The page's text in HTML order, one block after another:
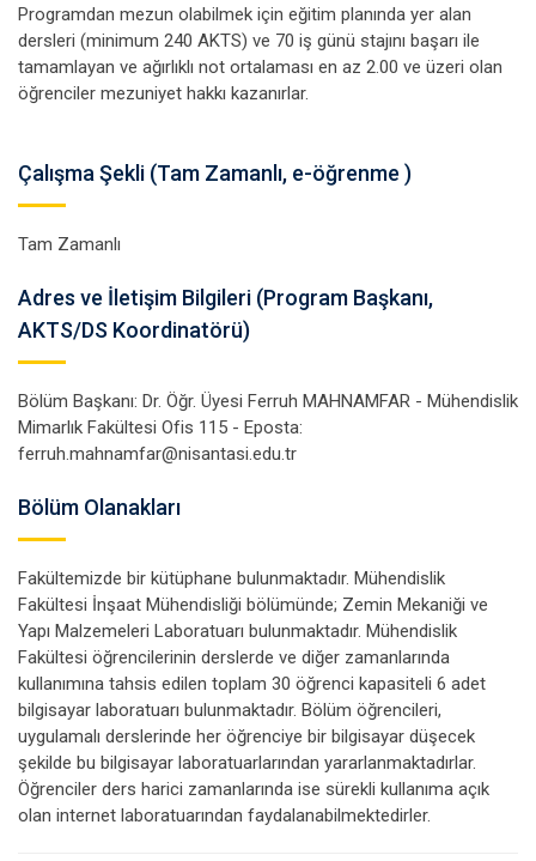
Programdan mezun olabilmek için eğitim planında yer alan
dersleri (minimum 240 AKTS) ve 70 iş günü stajını başarı ile
tamamlayan ve ağırlıklı not ortalaması en az 2.00 ve üzeri olan
öğrenciler mezuniyet hakkı kazanırlar.
Çalışma Şekli (Tam Zamanlı, e-öğrenme )
Tam Zamanlı
Adres ve İletişim Bilgileri (Program Başkanı,
AKTS/DS Koordinatörü)
Bölüm Başkanı: Dr. Öğr. Üyesi Ferruh MAHNAMFAR - Mühendislik
Mimarlık Fakültesi Ofis 115 - Eposta:
Bölüm Olanakları
Fakültemizde bir kütüphane bulunmaktadır. Mühendislik
Fakültesi İnşaat Mühendisliği bölümünde; Zemin Mekaniği ve
Yapı Malzemeleri Laboratuarı bulunmaktadır. Mühendislik
Fakültesi öğrencilerinin derslerde ve diğer zamanlarında
kullanımına tahsis edilen toplam 30 öğrenci kapasiteli 6 adet
bilgisayar laboratuarı bulunmaktadır. Bölüm öğrencileri,
uygulamalı derslerinde her öğrenciye bir bilgisayar düşecek
şekilde bu bilgisayar laboratuarlarından yararlanmaktadırlar.
Öğrenciler ders harici zamanlarında ise sürekli kullanıma açık
olan internet laboratuarından faydalanabilmektedirler.